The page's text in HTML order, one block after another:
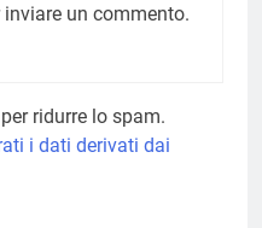
inviare un commento.
ridurre lo spam.
i dati derivati dai